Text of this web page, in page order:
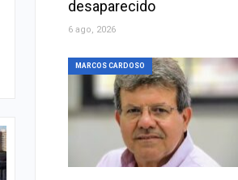
desaparecido
6 ago, 2026
MARCOS CARDOSO